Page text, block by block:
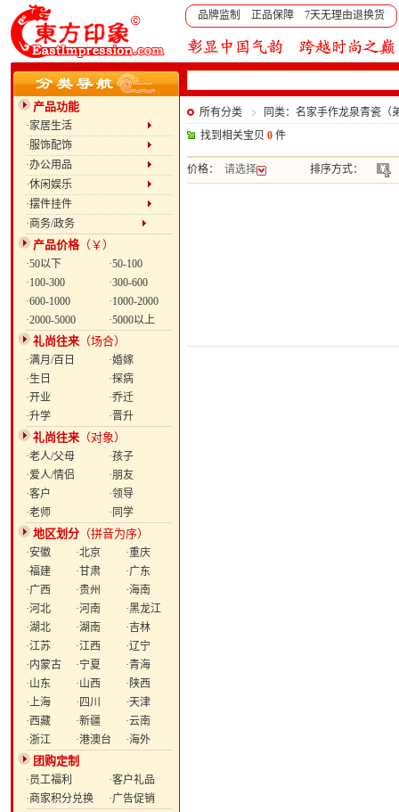
品牌监制 正品保障 7天无理由退换货
产品功能
·家居生活
·服饰配饰
·办公用品
·休闲娱乐
·摆件挂件
·商务/政务
产品价格（￥）
·50以下
·50-100
·100-300
·300-600
·600-1000
·1000-2000
·2000-5000
·5000以上
礼尚往来 （场合）
·满月/百日
·婚嫁
·生日
·探病
·开业
·乔迁
·升学
·晋升
礼尚往来 （对象）
·老人/父母
·孩子
·爱人/情侣
·朋友
·客户
·领导
·老师
·同学
地区划分 （拼音为序）
·安徽 ·北京
·重庆
·福建
·甘肃
·广东
·广西
·贵州
·海南
·河北
·河南
·黑龙江
·湖北
·湖南
·吉林
·江苏
·江西
·辽宁
·内蒙古
·宁夏
·青海
·山东
·山西
·陕西
·上海
·四川
·天津
·西藏
·新疆
·云南
·浙江
·港澳台 ·海外
团购定制
·员工福利
·客户礼品
·商家积分兑换
·广告促销
所有分类
同类：名家手作龙泉青瓷（
找到相关宝贝 0 件
价格： 请选择 排序方式：